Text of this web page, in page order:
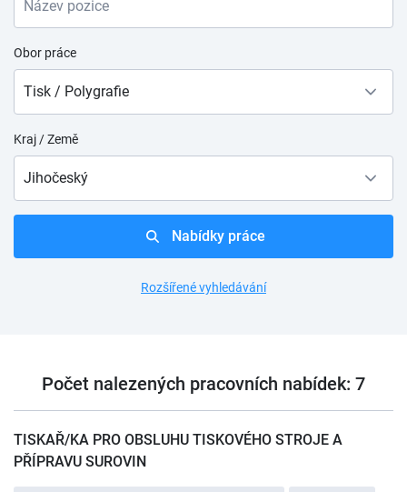
Obor práce
Tisk / Polygrafie
Kraj / Země
Jihočeský
Nabídky práce
Rozšířené vyhledávání
Počet nalezených pracovních nabídek: 7
TISKAŘ/KA PRO OBSLUHU TISKOVÉHO STROJE A
PŘÍPRAVU SUROVIN